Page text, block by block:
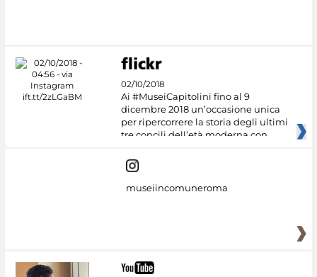
02/10/2018
Ai #MuseiCapitolini fino al 9
dicembre 2018 un’occasione unica
per ripercorrere la storia degli ultimi
tre concili dell’età moderna con
museiincomuneroma